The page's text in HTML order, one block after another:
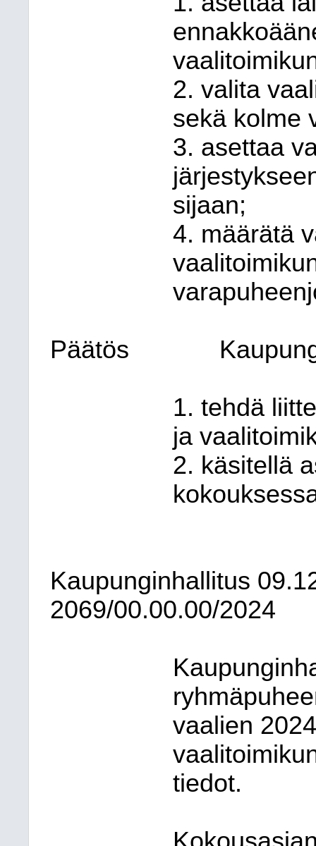
2. valita
sekä kolme
3. asettaa
sijaan;
4. määrätä
Päätös
1. tehdä
ja
2. käsitellä
Kaupunginhallitus
2069/00.00.00/2024
vaalien
tiedot.